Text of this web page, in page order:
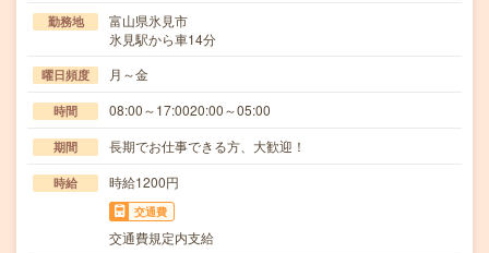
勤務地
富山県氷見市
氷見駅から車14分
曜日頻度 月～金
時間 08:00～17:0020:00～05:00
期間 長期でお仕事できる方、大歓迎！
時給 時給1200円
交通費
交通費規定内支給